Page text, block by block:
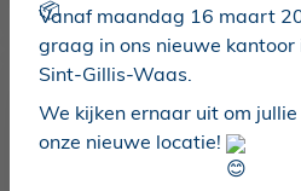
Vanaf maandag 16 maart
graag in ons nieuwe kantoor
Sint-Gillis-Waas
We kijken ernaar uit om
onze nieuwe locatie!